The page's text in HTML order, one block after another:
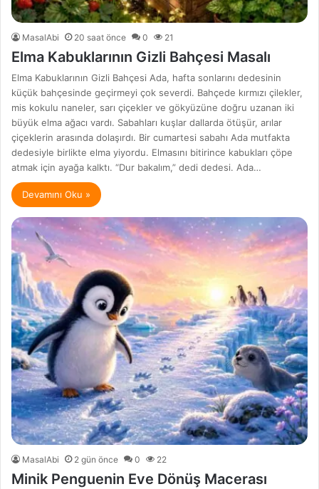
MasalAbi 20 saat önce 0 21
Elma Kabuklarının Gizli Bahçesi Masalı
Elma Kabuklarının Gizli Bahçesi Ada, hafta sonlarını dedesinin
küçük bahçesinde geçirmeyi çok severdi. Bahçede kırmızı çilekler,
mis kokulu naneler, sarı çiçekler ve gökyüzüne doğru uzanan iki
büyük elma ağacı vardı. Sabahları kuşlar dallarda ötüşür, arılar
çiçeklerin arasında dolaşırdı. Bir cumartesi sabahı Ada mutfakta
dedesiyle birlikte elma yiyordu. Elmasını bitirince kabukları çöpe
atmak için ayağa kalktı. “Dur bakalım,” dedi dedesi. Ada…
Devamını Oku »
MasalAbi 2 gün önce 0 22
Minik Penguenin Eve Dönüş Macerası